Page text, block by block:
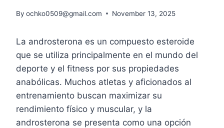
By ochko0509@gmail.com November 13, 2025
La androsterona es un compuesto esteroide
que se utiliza principalmente en el mundo del
deporte y el fitness por sus propiedades
anabólicas. Muchos atletas y aficionados al
entrenamiento buscan maximizar su
rendimiento físico y muscular, y la
androsterona se presenta como una opción